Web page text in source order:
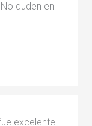
duden en
excelente.